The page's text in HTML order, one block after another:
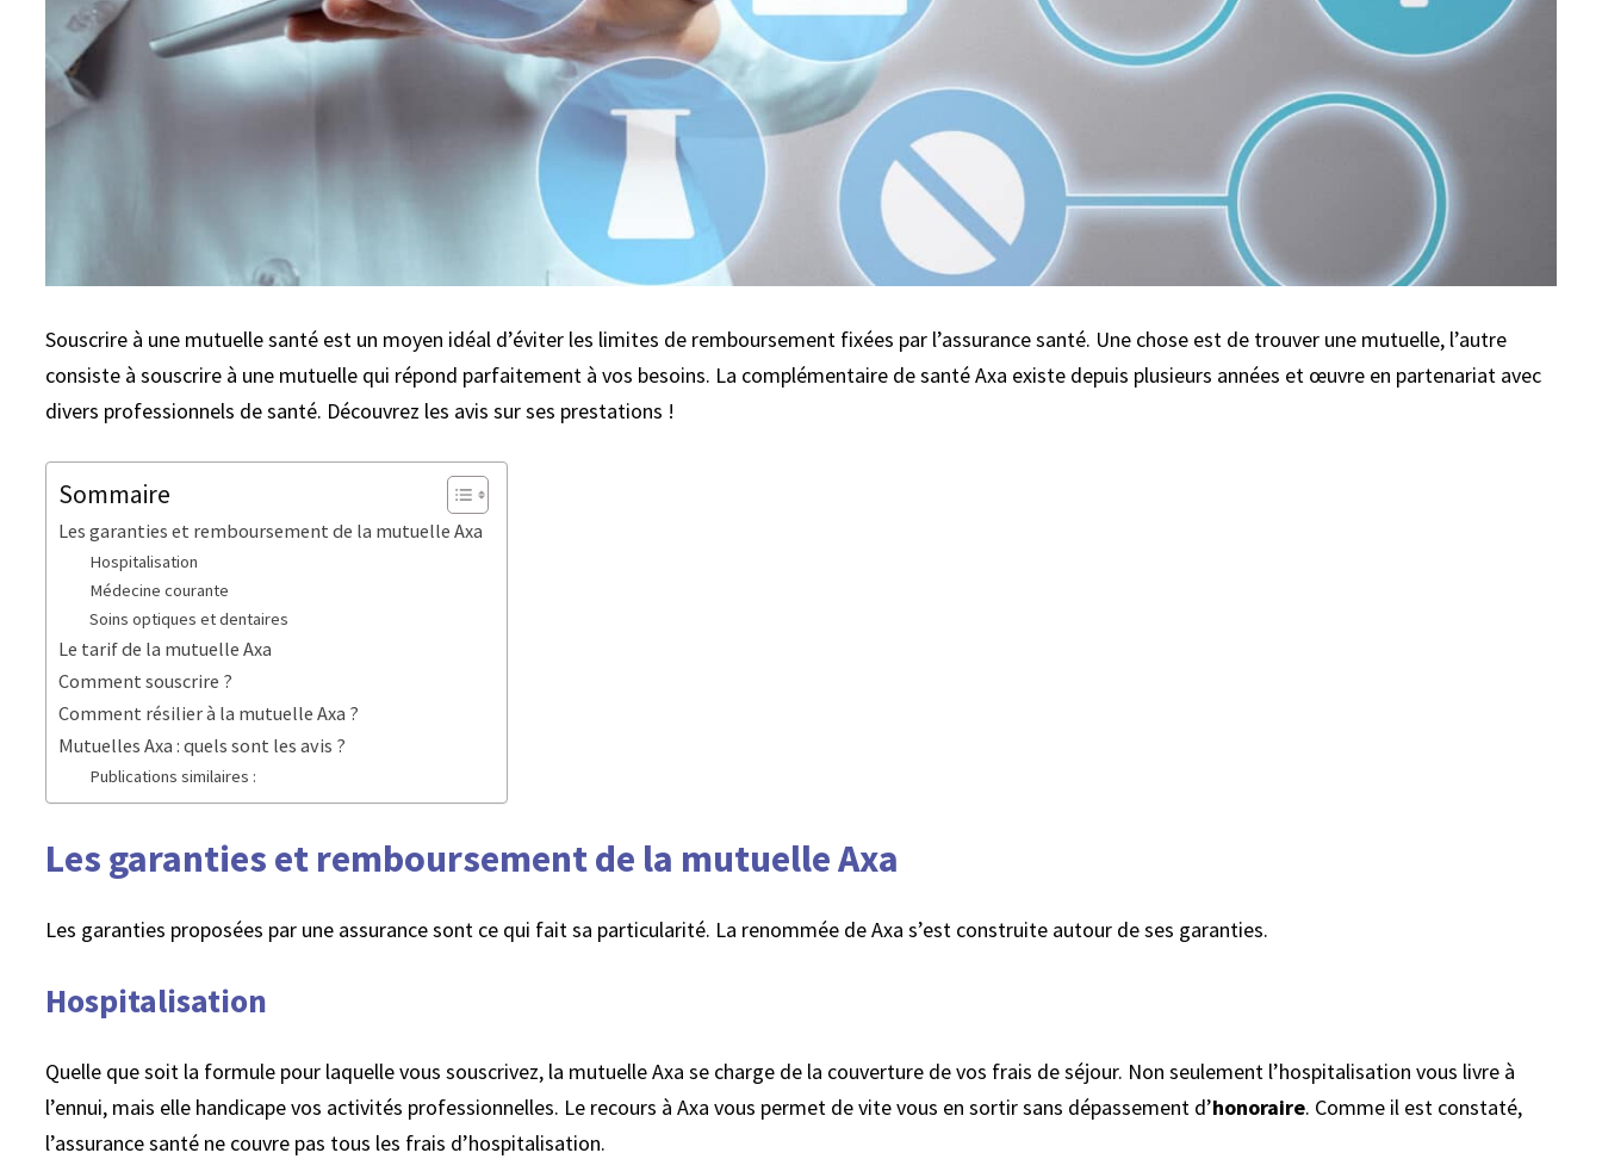
Souscrire à une mutuelle santé est un moyen idéal d’éviter les limites de remboursement fixées par l’assurance santé. Une chose est de trouver une mutuelle, l’autre
consiste à souscrire à une mutuelle qui répond parfaitement à vos besoins. La complémentaire de santé Axa existe depuis plusieurs années et œuvre en partenariat avec
divers professionnels de santé. Découvrez les avis sur ses prestations !
Sommaire
Les garanties et remboursement de la mutuelle Axa
Hospitalisation
Médecine courante
Soins optiques et dentaires
Le tarif de la mutuelle Axa
Comment souscrire ?
Comment résilier à la mutuelle Axa ?
Mutuelles Axa : quels sont les avis ?
Publications similaires :
Les garanties et remboursement de la mutuelle Axa
Les garanties proposées par une assurance sont ce qui fait sa particularité. La renommée de Axa s’est construite autour de ses garanties.
Hospitalisation
Quelle que soit la formule pour laquelle vous souscrivez, la mutuelle Axa se charge de la couverture de vos frais de séjour. Non seulement l’hospitalisation vous livre à
l’ennui, mais elle handicape vos activités professionnelles. Le recours à Axa vous permet de vite vous en sortir sans dépassement d’honoraire. Comme il est constaté,
l’assurance santé ne couvre pas tous les frais d’hospitalisation.